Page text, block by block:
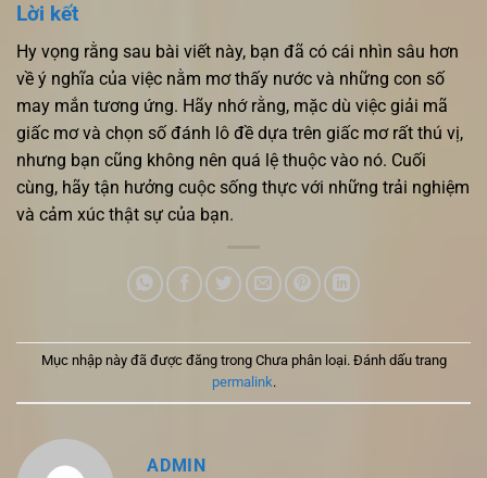
Lời kết
Hy vọng rằng sau bài viết này, bạn đã có cái nhìn sâu hơn
về ý nghĩa của việc nằm mơ thấy nước và những con số
may mắn tương ứng. Hãy nhớ rằng, mặc dù việc giải mã
giấc mơ và chọn số đánh lô đề dựa trên giấc mơ rất thú vị,
nhưng bạn cũng không nên quá lệ thuộc vào nó. Cuối
cùng, hãy tận hưởng cuộc sống thực với những trải nghiệm
và cảm xúc thật sự của bạn.
Mục nhập này đã được đăng trong Chưa phân loại. Đánh dấu trang
permalink.
ADMIN